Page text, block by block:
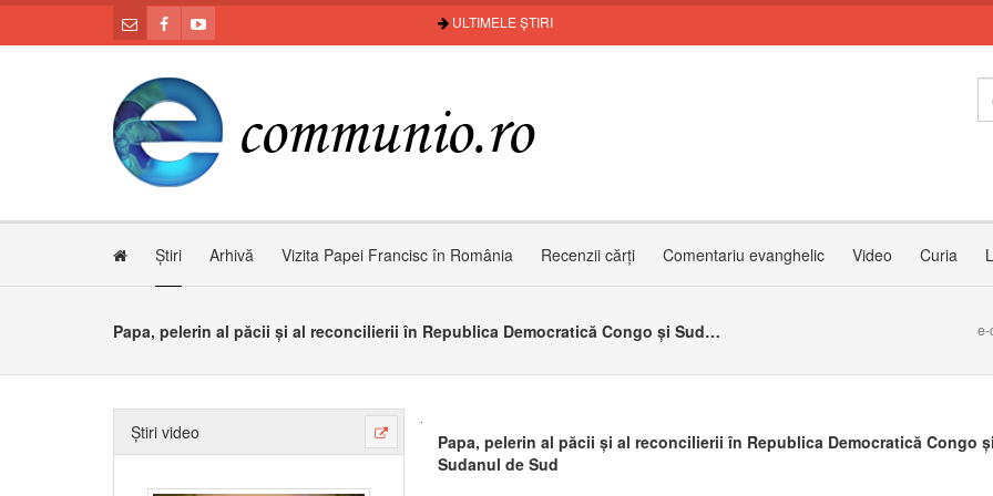
ULTIMELE ȘTIRI
Știri Arhivă Vizita Papei Francisc în România Recenzii cărți Comentariu evanghelic Video Curia
Papa, pelerin al păcii și al reconcilierii în Republica Democratică Congo și Sudanul de Sud e-
Știri video
Papa, pelerin al păcii și al reconcilierii în Republica Democratică Congo și
Sudanul de Sud